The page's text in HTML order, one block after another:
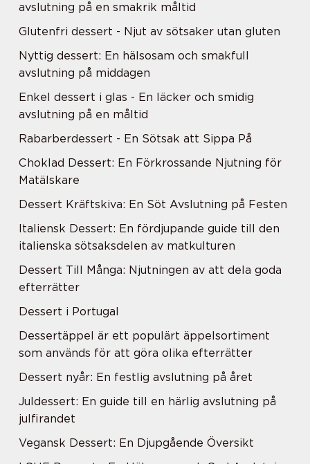
avslutning på en smakrik måltid
Glutenfri dessert - Njut av sötsaker utan gluten
Nyttig dessert: En hälsosam och smakfull
avslutning på middagen
Enkel dessert i glas - En läcker och smidig
avslutning på en måltid
Rabarberdessert - En Sötsak att Sippa På
Choklad Dessert: En Förkrossande Njutning för
Matälskare
Dessert Kräftskiva: En Söt Avslutning på Festen
Italiensk Dessert: En fördjupande guide till den
italienska sötsaksdelen av matkulturen
Dessert Till Många: Njutningen av att dela goda
efterrätter
Dessert i Portugal
Dessertäppel är ett populärt äppelsortiment
som används för att göra olika efterrätter
Dessert nyår: En festlig avslutning på året
Juldessert: En guide till en härlig avslutning på
julfirandet
Vegansk Dessert: En Djupgående Översikt